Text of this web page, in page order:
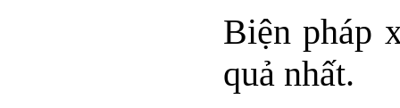
Biện pháp
quả nhất.